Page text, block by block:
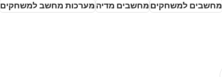
מחשבים למשחקיםמחשבים מדיהמערכות מחשב למשחקים